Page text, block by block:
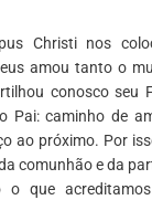
Christi nos
amou tanto o
conosco seu
Pai: caminho de
ao próximo. Por
comunhão e da
o que